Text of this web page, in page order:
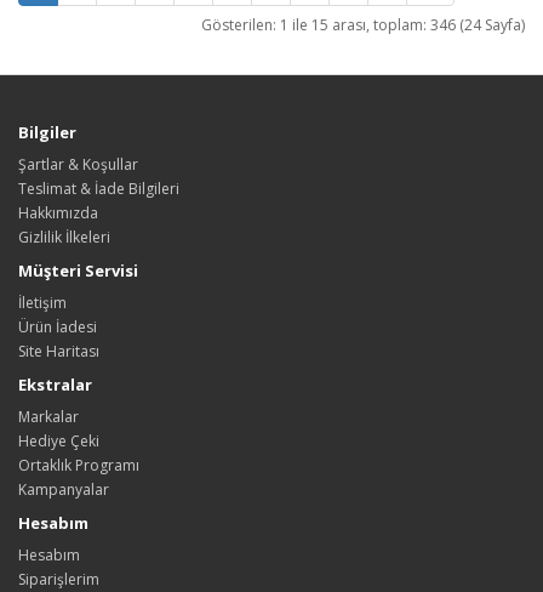
Gösterilen: 1 ile 15 arası, toplam: 346 (24 Sayfa)
Bilgiler
Şartlar & Koşullar
Teslimat & İade Bilgileri
Hakkımızda
Gizlilik İlkeleri
Müşteri Servisi
İletişim
Ürün İadesi
Site Haritası
Ekstralar
Markalar
Hediye Çeki
Ortaklık Programı
Kampanyalar
Hesabım
Hesabım
Siparişlerim